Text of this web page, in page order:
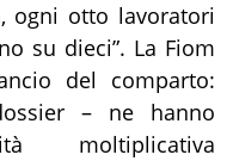
ogni otto lavoratori
su dieci”. La Fiom
del comparto:
– ne hanno
moltiplicativa